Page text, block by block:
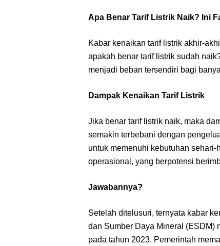
Apa Benar Tarif Listrik Naik? Ini
Kabar kenaikan tarif listrik akhir-
apakah benar tarif listrik sudah
menjadi beban tersendiri bagi
Dampak Kenaikan Tarif Listrik
Jika benar tarif listrik naik, maka
semakin terbebani dengan
untuk memenuhi kebutuhan
operasional, yang berpotensi
Jawabannya?
Setelah ditelusuri, ternyata kabar
dan Sumber Daya Mineral (ESDM)
pada tahun 2023. Pemerintah